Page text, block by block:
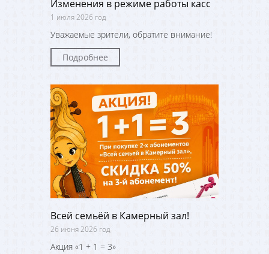
Изменения в режиме работы касс
1 июля 2026 год
Уважаемые зрители, обратите внимание!
Подробнее
Всей семьёй в Камерный зал!
26 июня 2026 год
Акция «1 + 1 = 3»